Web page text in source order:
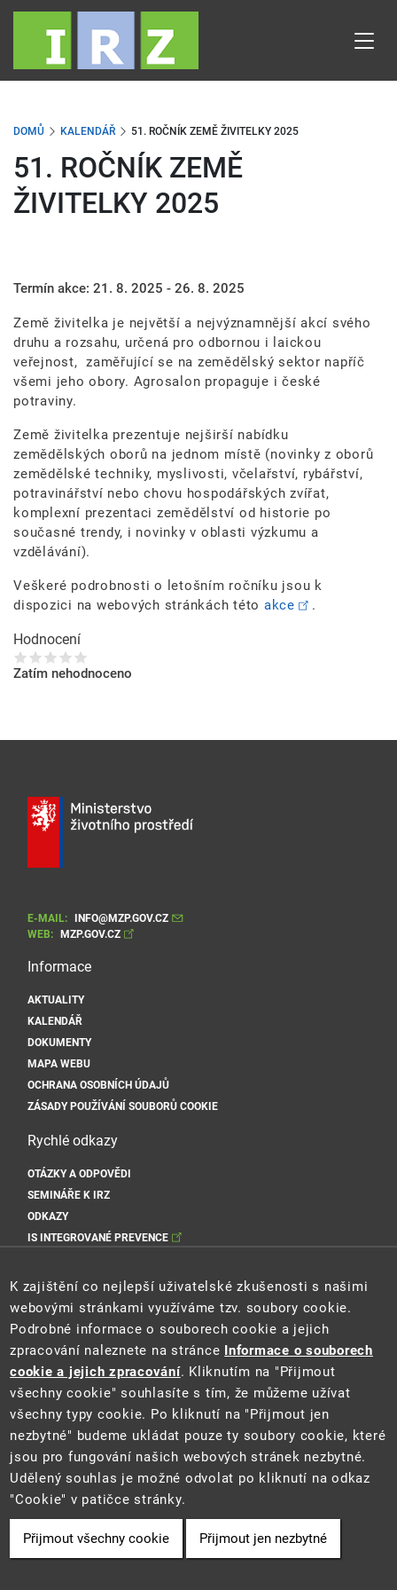
Přejít
obsahu
DOMŮ KALENDÁŘ 51. ROČNÍK ZEMĚ ŽIVITELKY 2025
51. ROČNÍK ZEMĚ
ŽIVITELKY 2025
Termín akce: 21. 8. 2025 - 26. 8. 2025
Země živitelka je největší a nejvýznamnější akcí svého
druhu a rozsahu, určená pro odbornou i laickou
veřejnost, zaměřující se na zemědělský sektor napříč
všemi jeho obory. Agrosalon propaguje i české
potraviny.
Země živitelka prezentuje nejširší nabídku
zemědělských oborů na jednom místě (novinky z oborů
zemědělské techniky, myslivosti, včelařství, rybářství,
potravinářství nebo chovu hospodářských zvířat,
komplexní prezentaci zemědělství od historie po
současné trendy, i novinky v oblasti výzkumu a
vzdělávání).
Veškeré podrobnosti o letošním ročníku jsou k
dispozici na webových stránkách této akce .
Hodnocení
Zatím nehodnoceno
E-MAIL:
INFO@MZP.GOV.CZ
WEB:
MZP.GOV.CZ
Informace
AKTUALITY
KALENDÁŘ
DOKUMENTY
MAPA WEBU
OCHRANA OSOBNÍCH ÚDAJŮ
ZÁSADY POUŽÍVÁNÍ SOUBORŮ COOKIE
Rychlé odkazy
OTÁZKY A ODPOVĚDI
SEMINÁŘE K IRZ
ODKAZY
IS INTEGROVANÉ PREVENCE
Sociální sítě Cenia
2021 © Ministerstvo životního prostředí
Cookie
K zajištění co nejlepší uživatelské zkušenosti s našimi
webovými stránkami využíváme tzv. soubory cookie.
Podrobné informace o souborech cookie a jejich
zpracování naleznete na stránce Informace o souborech
cookie a jejich zpracování. Kliknutím na "Přijmout
všechny cookie" souhlasíte s tím, že můžeme užívat
všechny typy cookie. Po kliknutí na "Přijmout jen
nezbytné" budeme ukládat pouze ty soubory cookie, které
jsou pro fungování našich webových stránek nezbytné.
Udělený souhlas je možné odvolat po kliknutí na odkaz
"Cookie" v patičce stránky.
Přijmout všechny cookie Přijmout jen nezbytné